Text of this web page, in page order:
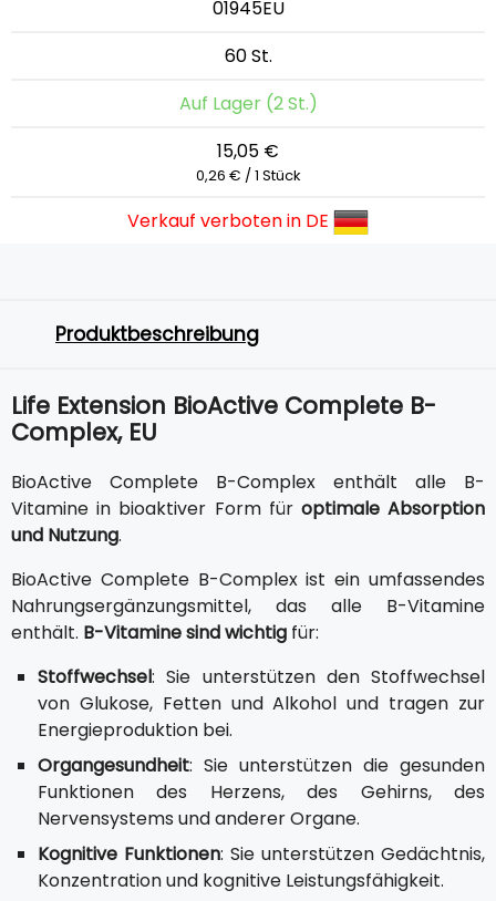
01945EU
60 St.
Auf Lager (2 St.)
15,05 €
0,26 € / 1 Stück
Verkauf verboten in DE
Produktbeschreibung
Life Extension BioActive Complete B-
Complex, EU
BioActive Complete B-Complex enthält alle B-
Vitamine in bioaktiver Form für optimale Absorption
und Nutzung.
BioActive Complete B-Complex ist ein umfassendes
Nahrungsergänzungsmittel, das alle B-Vitamine
enthält. B-Vitamine sind wichtig für:
Stoffwechsel: Sie unterstützen den Stoffwechsel
von Glukose, Fetten und Alkohol und tragen zur
Energieproduktion bei.
Organgesundheit: Sie unterstützen die gesunden
Funktionen des Herzens, des Gehirns, des
Nervensystems und anderer Organe.
Kognitive Funktionen: Sie unterstützen Gedächtnis,
Konzentration und kognitive Leistungsfähigkeit.